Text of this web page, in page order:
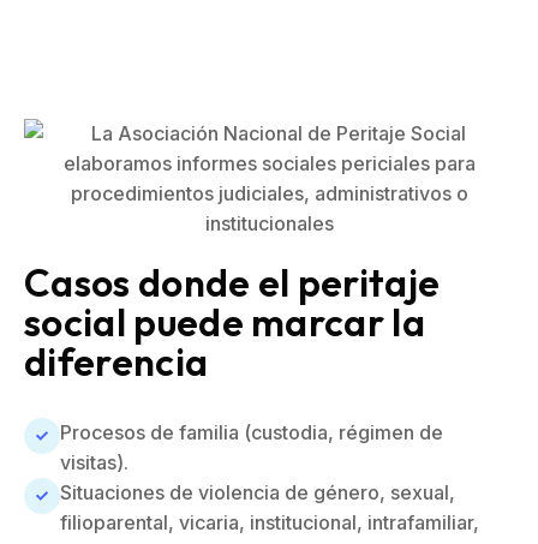
Casos donde el peritaje
social puede marcar la
diferencia
Procesos de familia (custodia, régimen de
visitas).
Situaciones de violencia de género, sexual,
filioparental, vicaria, institucional, intrafamiliar,